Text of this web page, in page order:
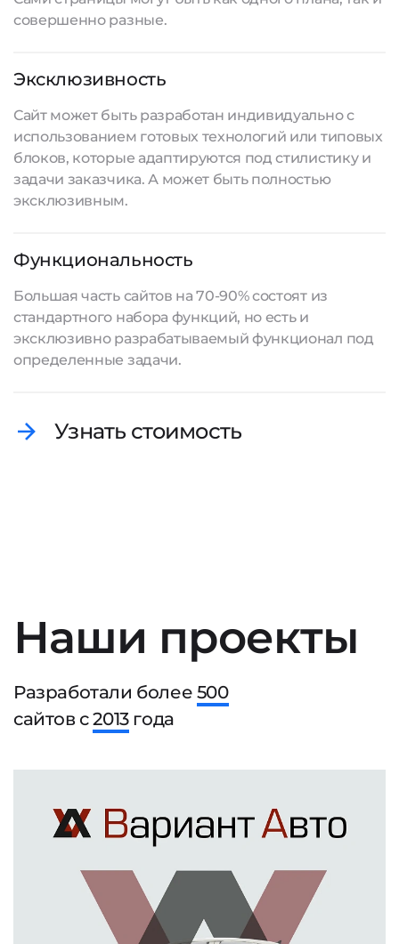
совершенно разные.
Эксклюзивность
Сайт может быть разработан индивидуально с
использованием готовых технологий или типовых
блоков, которые адаптируются под стилистику и
задачи заказчика. А может быть полностью
эксклюзивным.
Функциональность
Большая часть сайтов на 70-90% состоят из
стандартного набора функций, но есть и
эксклюзивно разрабатываемый функционал под
определенные задачи.
Узнать стоимость
Наши проекты
Разработали более 500
сайтов с2013года